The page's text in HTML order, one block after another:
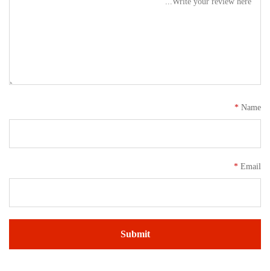
Name
*
Email
*